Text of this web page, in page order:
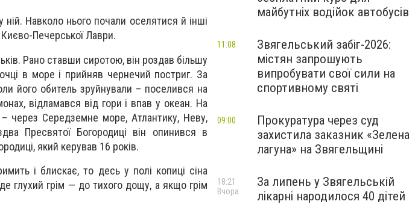
Навколо нього почали оселятися й інші
Києво-Печерської Лаври.
Рано ставши сиротою, він роздав більшу
в море і прийняв чернечий постриг. За
його обитель зруйнували – поселився на
відламався від гори і впав у океан. На
через Середземне море, Атлантику, Неву,
Пресвятої Богородиці він опинився в
який керував 16 років.
і блискає, то десь у полі копиці сіна
глухий грім — до тихого дощу, а якщо грім
майбутніх водійок автобусів
Звягельський забіг-2026:
містян запрошують
випробувати свої сили на
спортивному святі
11:08
Прокуратура через суд
захистила заказник «Зелена
лагуна» на Звягельщині
09:00
За липень у Звягельській
лікарні народилося 40 дітей
18:21
Вчора